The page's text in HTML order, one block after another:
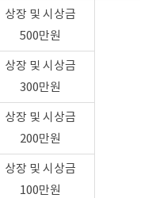
상장 및 시상금
500만원
상장 및 시상금
300만원
상장 및 시상금
200만원
상장 및 시상금
100만원